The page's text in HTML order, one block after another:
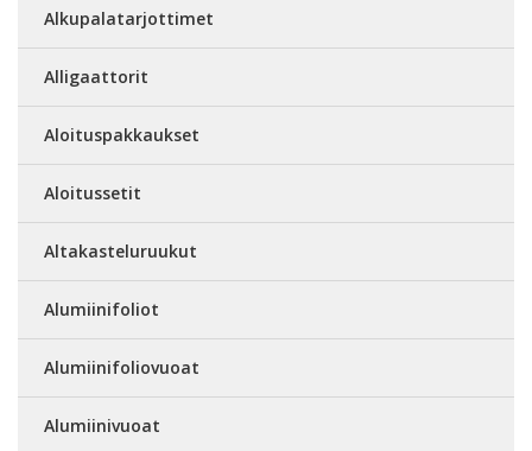
Alkupalatarjottimet
Alligaattorit
Aloituspakkaukset
Aloitussetit
Altakasteluruukut
Alumiinifoliot
Alumiinifoliovuoat
Alumiinivuoat